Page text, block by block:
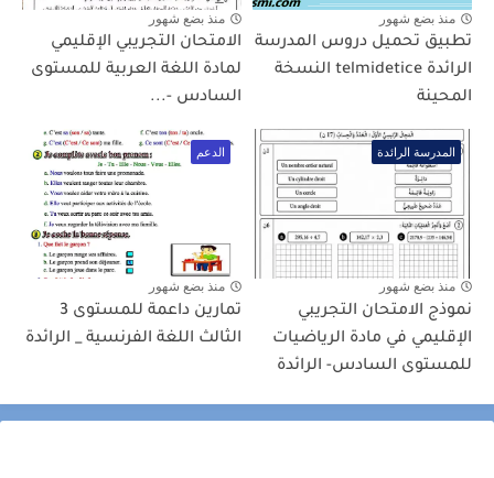
منذ بضع شهور
تطبيق تحميل دروس المدرسة
الرائدة telmidetice النسخة
المحينة
منذ بضع شهور
الامتحان التجريبي الإقليمي
لمادة اللغة العربية للمستوى
السادس -...
المدرسة الرائدة
منذ بضع شهور
نموذج الامتحان التجريبي
الإقليمي في مادة الرياضيات
للمستوى السادس- الرائدة
الدعم
منذ بضع شهور
تمارين داعمة للمستوى 3
الثالث اللغة الفرنسية _ الرائدة